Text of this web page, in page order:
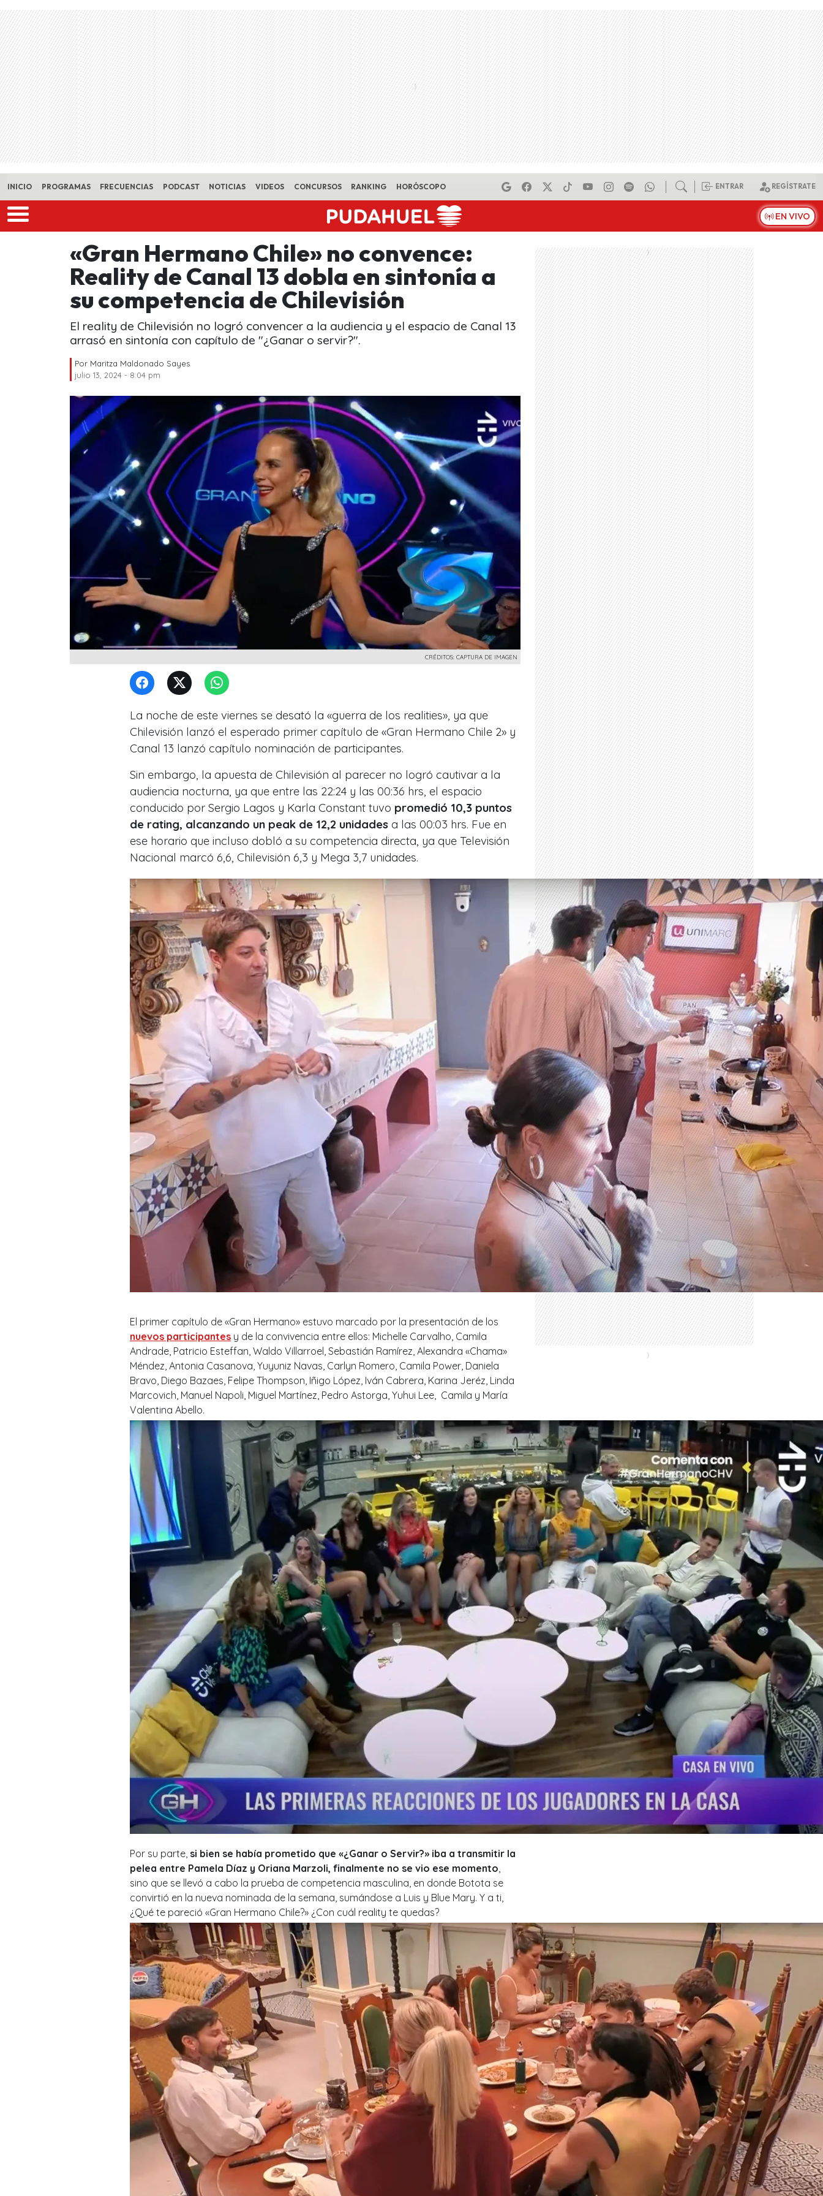
Skip to main content
INICIO PROGRAMAS FRECUENCIAS PODCAST NOTICIAS VIDEOS CONCURSOS RANKING HORÓSCOPO ENTRAR REGÍSTRATE
EN VIVO
«Gran Hermano Chile» no convence:
Reality de Canal 13 dobla en sintonía a
su competencia de Chilevisión
El reality de Chilevisión no logró convencer a la audiencia y el espacio de Canal 13
arrasó en sintonía con capítulo de "¿Ganar o servir?".
Por Maritza Maldonado Sayes
julio 13, 2024 - 8:04 pm
CRÉDITOS: CAPTURA DE IMAGEN
La noche de este viernes se desató la «guerra de los realities», ya que
Chilevisión lanzó el esperado primer capítulo de «Gran Hermano Chile 2» y
Canal 13 lanzó capítulo nominación de participantes.
Sin embargo, la apuesta de Chilevisión al parecer no logró cautivar a la
audiencia nocturna, ya que entre las 22:24 y las 00:36 hrs, el espacio
conducido por Sergio Lagos y Karla Constant tuvo promedió 10,3 puntos
de rating, alcanzando un peak de 12,2 unidades a las 00:03 hrs. Fue en
ese horario que incluso dobló a su competencia directa, ya que Televisión
Nacional marcó 6,6, Chilevisión 6,3 y Mega 3,7 unidades.
El primer capítulo de «Gran Hermano» estuvo marcado por la presentación de los
nuevos participantes y de la convivencia entre ellos: Michelle Carvalho, Camila
Andrade, Patricio Esteffan, Waldo Villarroel, Sebastián Ramírez, Alexandra «Chama»
Méndez, Antonia Casanova, Yuyuniz Navas, Carlyn Romero, Camila Power, Daniela
Bravo, Diego Bazaes, Felipe Thompson, Iñigo López, Iván Cabrera, Karina Jeréz, Linda
Marcovich, Manuel Napoli, Miguel Martínez, Pedro Astorga, Yuhui Lee, Camila y María
Valentina Abello.
Por su parte, si bien se había prometido que «¿Ganar o Servir?» iba a transmitir la
pelea entre Pamela Díaz y Oriana Marzoli, finalmente no se vio ese momento
sino que se llevó a cabo la prueba de competencia masculina, en donde Botota se
convirtió en la nueva nominada de la semana, sumándose a Luis y Blue Mary. Y a ti,
¿Qué te pareció «Gran Hermano Chile?» ¿Con cuál reality te quedas?